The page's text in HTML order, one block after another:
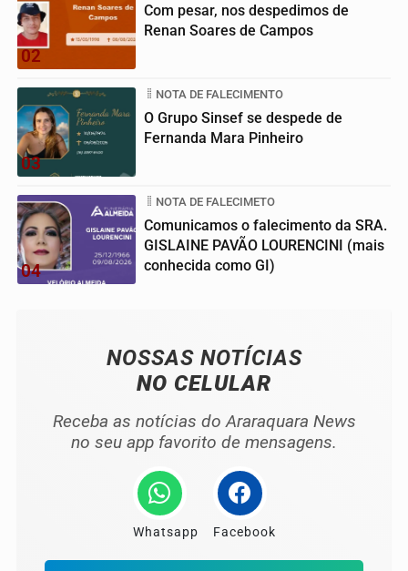
02
Com pesar, nos despedimos de
Renan Soares de Campos
03
NOTA DE FALECIMENTO
O Grupo Sinsef se despede de
Fernanda Mara Pinheiro
04
NOTA DE FALECIMETO
Comunicamos o falecimento da SRA.
GISLAINE PAVÃO LOURENCINI (mais
conhecida como GI)
NOSSAS NOTÍCIAS
NO CELULAR
Receba as notícias do Araraquara News
no seu app favorito de mensagens.
Whatsapp Facebook